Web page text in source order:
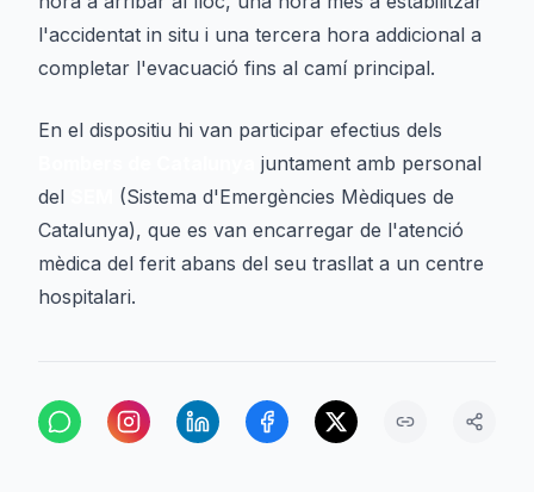
l'accidentat in situ i una tercera hora addicional a
completar l'evacuació fins al camí principal.
En el dispositiu hi van participar efectius dels
juntament amb personal
del
(Sistema d'Emergències Mèdiques de
Catalunya), que es van encarregar de l'atenció
mèdica del ferit abans del seu trasllat a un centre
hospitalari.